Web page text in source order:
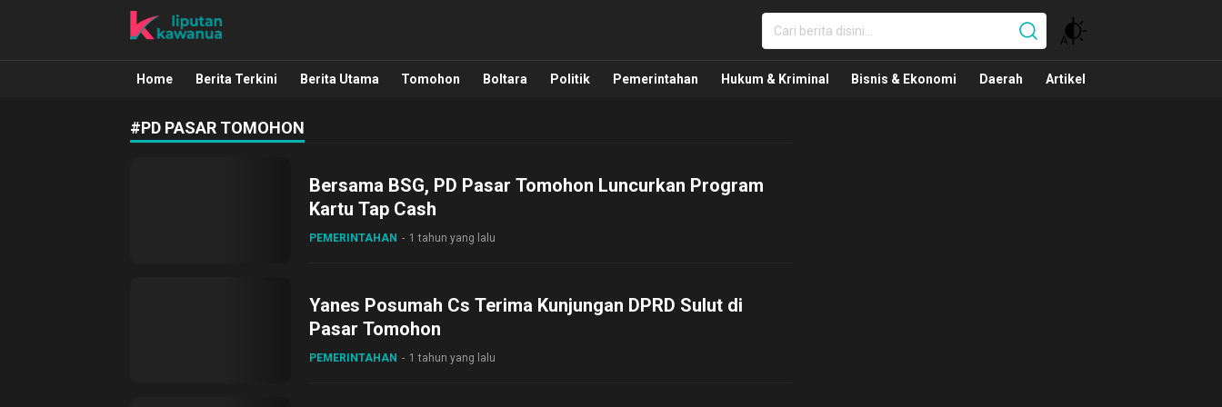
Liputan Kawanua
Berita Manado, Sulawesi Utara, Kawanua, Politik, Pemerintahan, Hukum Kriminal dan Nasional
Home Berita Terkini Berita Utama Tomohon Boltara Politik Pemerintahan Hukum & Kriminal Bisnis & Ekonomi Daerah Artikel
#PD PASAR TOMOHON
Bersama BSG, PD Pasar Tomohon Luncurkan Program
Kartu Tap Cash
PEMERINTAHAN 1 tahun yang lalu
Yanes Posumah Cs Terima Kunjungan DPRD Sulut di
Pasar Tomohon
PEMERINTAHAN 1 tahun yang lalu